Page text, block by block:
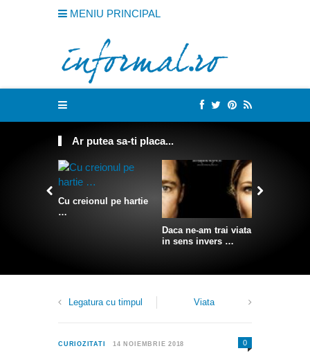
MENIU PRINCIPAL
Ar putea sa-ti placa...
Cu creionul pe hartie
…
Daca ne-am trai viata
in sens invers …
Legatura cu timpul Viata
CURIOZITATI 14 NOIEMBRIE 2018 0